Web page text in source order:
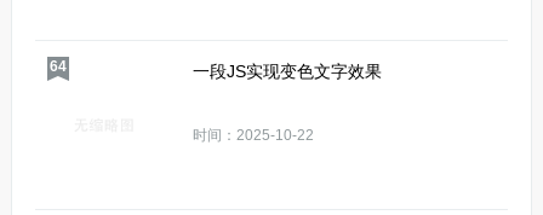
64 一段JS实现变色文字效果
时间：2025-10-22